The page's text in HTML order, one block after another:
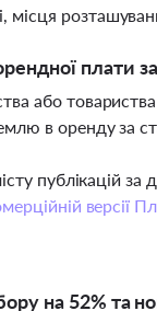
плати
або
в оренду за
публікацій
версії
на 52% та